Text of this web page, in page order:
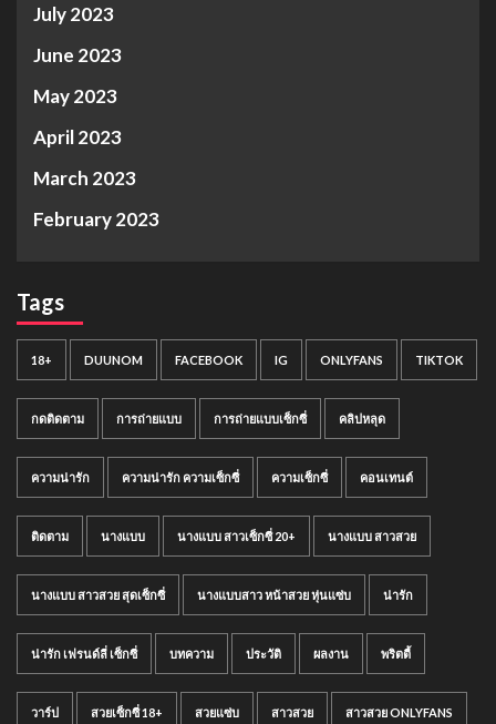
July 2023
June 2023
May 2023
April 2023
March 2023
February 2023
Tags
18+ DUUNOM FACEBOOK IG ONLYFANS TIKTOK
กดติดตาม การถ่ายแบบ การถ่ายแบบเซ็กซี่ คลิปหลุด
ความน่ารัก ความน่ารัก ความเซ็กซี่ ความเซ็กซี่ คอนเทนต์
ติดตาม นางแบบ นางแบบ สาวเซ็กซี่ 20+ นางแบบ สาวสวย
นางแบบ สาวสวย สุดเซ็กซี่ นางแบบสาว หน้าสวย หุ่นแซ่บ น่ารัก
น่ารัก เฟรนด์ลี่ เซ็กซี่ บทความ ประวัติ ผลงาน พริตตี้
วาร์ป สวยเซ็กซี่ 18+ สวยแซ่บ สาวสวย สาวสวย ONLYFANS